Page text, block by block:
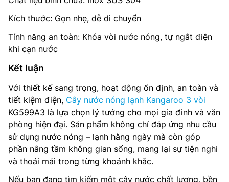
Kích thước: Gọn nhẹ, dễ di chuyển
Tính năng an toàn: Khóa vòi nước nóng, tự ngắt điện
khi cạn nước
Kết luận
Với thiết kế sang trọng, hoạt động ổn định, an toàn và
tiết kiệm điện, Cây nước nóng lạnh Kangaroo 3 vòi
KG599A3 là lựa chọn lý tưởng cho mọi gia đình và văn
phòng hiện đại. Sản phẩm không chỉ đáp ứng nhu cầu
sử dụng nước nóng – lạnh hằng ngày mà còn góp
phần nâng tầm không gian sống, mang lại sự tiện nghi
và thoải mái trong từng khoảnh khắc.
Nếu bạn đang tìm kiếm một cây nước chất lượng, bền